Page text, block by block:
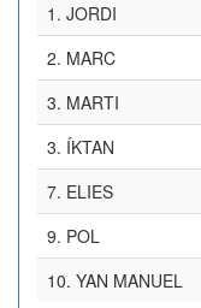
1. JORDI
2. MARC
3. MARTI
3. ÍKTAN
7. ELIES
9. POL
10. YAN MANUEL